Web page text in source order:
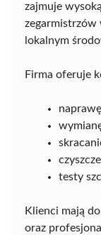
zajmuje
zegarmistrzów
lokalnym
Firma oferuje
testy
Klienci mają
oraz